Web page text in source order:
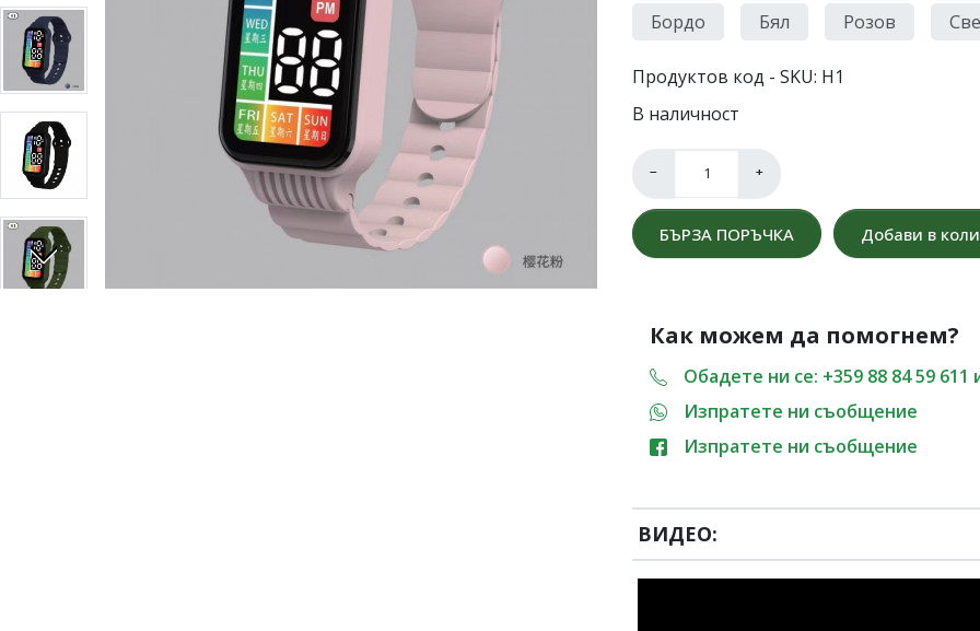
Бордо
Бял Розов
Продуктов код - SKU H1
В наличност
− +
БЪРЗА ПОРЪЧКА Добави в
Как можем да помогнем?
Обадете ни се: +359 88 84 59 611
Изпратете ни съобщение
Изпратете ни съобщение
ВИДЕО: